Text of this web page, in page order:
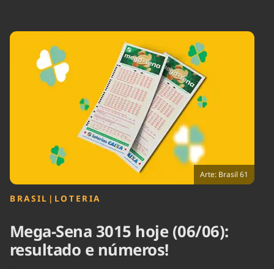
Agronegócios
Brasil Mineral
Comportamento
Cultura
Economia
Educação
Infraestrutura
Internacional
Meio Ambiente
Podcast
Política
Saúde
Tempo
Arte: Brasil 61
BRASIL | LOTERIA
Mega-Sena 3015 hoje (06/06):
resultado e números!